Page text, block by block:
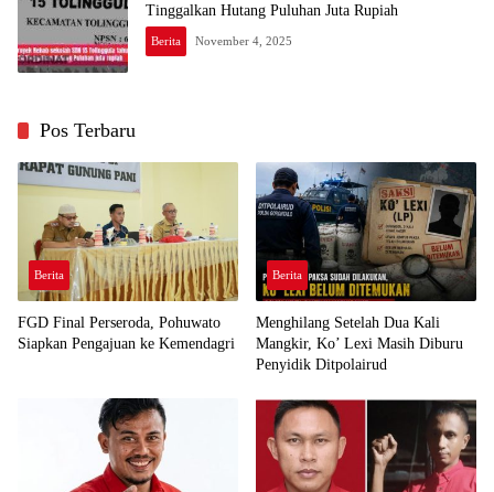
Tinggalkan Hutang Puluhan Juta Rupiah
Berita November 4, 2025
Pos Terbaru
Berita
FGD Final Perseroda, Pohuwato
Siapkan Pengajuan ke Kemendagri
Berita
Menghilang Setelah Dua Kali
Mangkir, Ko’ Lexi Masih Diburu
Penyidik Ditpolairud